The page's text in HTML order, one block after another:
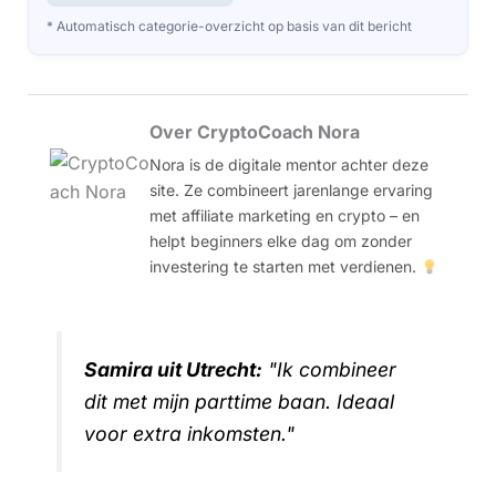
* Automatisch categorie-overzicht op basis van dit bericht
Over CryptoCoach Nora
Nora is de digitale mentor achter deze
site. Ze combineert jarenlange ervaring
met affiliate marketing en crypto – en
helpt beginners elke dag om zonder
investering te starten met verdienen.
Samira uit Utrecht: "Ik combineer
dit met mijn parttime baan. Ideaal
voor extra inkomsten."